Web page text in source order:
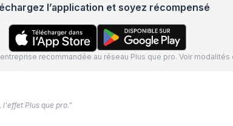
l’application et soyez récompensé
recommandée au réseau Plus que pro. Voir
l'effet Plus que pro.”